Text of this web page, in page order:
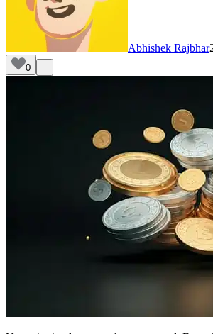
Abhishek Rajbhar
0